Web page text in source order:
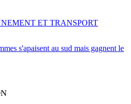
s'apaisent au sud mais gagnent le
ET TRANSPORT